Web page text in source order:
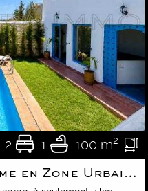
2 1 100 m²
Petite Villa de Charme en Zone Urbaine – Accessible aux Européens